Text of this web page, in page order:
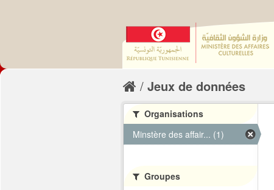
Jeux de données
Organisations
Minstère des affair... (1)
Groupes